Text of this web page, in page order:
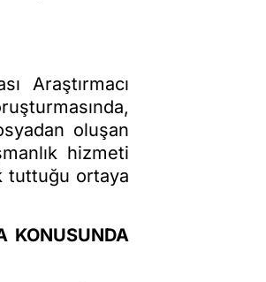
Araştırmacı
oluşan
hizmeti
tuttuğu ortaya
KONUSUNDA